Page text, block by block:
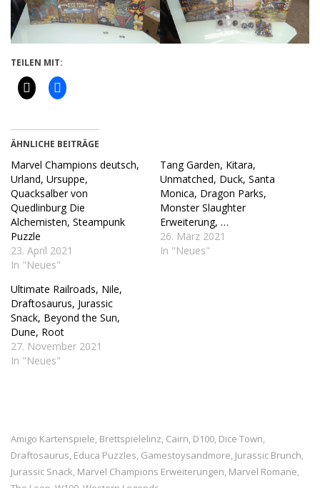
TEILEN MIT:
ÄHNLICHE BEITRÄGE
Marvel Champions deutsch,
Urland, Ursuppe,
Quacksalber von
Quedlinburg Die
Alchemisten, Steampunk
Puzzle
23. April 2021
In "Neues"
Tang Garden, Kitara,
Unmatched, Duck, Santa
Monica, Dragon Parks,
Monster Slaughter
Erweiterung, …
26. März 2021
In "Neues"
Ultimate Railroads, Nile,
Draftosaurus, Jurassic
Snack, Beyond the Sun,
Dune, Root
27. November 2021
In "Neues"
Amigo Kartenspiele, Brettspielelinz, Cairn, D100, Dice Town,
Draftosaurus, Educa Puzzles, Gamestoysandmore, Jurassic Brunch,
Jurassic Snack, Marvel Champions Erweiterungen, Marvel Romane,